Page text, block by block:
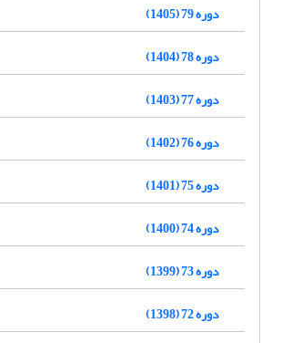
دوره 79 (1405)
دوره 78 (1404)
دوره 77 (1403)
دوره 76 (1402)
دوره 75 (1401)
دوره 74 (1400)
دوره 73 (1399)
دوره 72 (1398)